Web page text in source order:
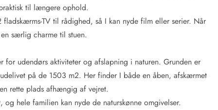
til længere ophold.
TV til rådighed, så I kan nyde film eller serier. Når
særlig charme til stuen.
for udendørs aktiviteter og afslapning i naturen. Grunden er
på de 1503 m2. Her finder I både en åben, afskærmet
rette plads afhængig af vejret.
hele familien kan nyde de naturskønne omgivelser.